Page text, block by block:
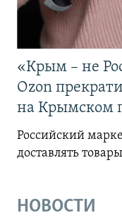
«Крым – не
Ozon
на Крымском
Российский
доставлять
НОВОСТИ